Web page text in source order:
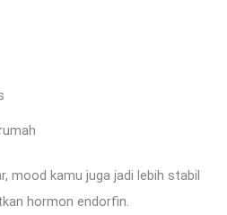
mood kamu juga jadi lebih stabil
hormon endorfin.